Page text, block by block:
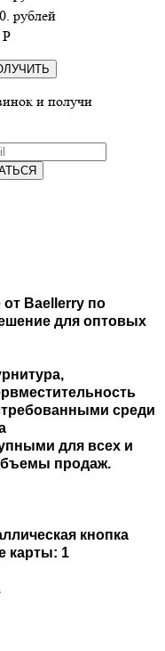
рублей
P
и получи
от Baellerry по
для оптовых
среди
для всех и
продаж.
кнопка
карты: 1